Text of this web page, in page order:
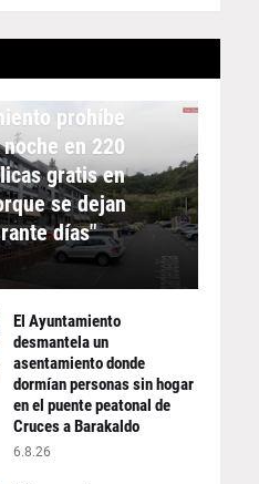
prohíbe
en 220
gratis en
se dejan
días"
El Ayuntamiento
desmantela un
asentamiento donde
dormían personas sin hogar
en el puente peatonal de
Cruces a Barakaldo
6.8.26